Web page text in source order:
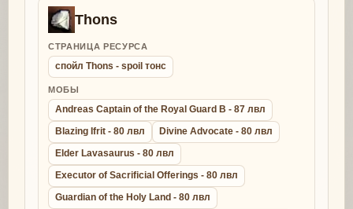
Thons
СТРАНИЦА РЕСУРСА
спойл Thons - spoil тонс
МОБЫ
Andreas Captain of the Royal Guard B - 87 лвл
Blazing Ifrit - 80 лвл
Divine Advocate - 80 лвл
Elder Lavasaurus - 80 лвл
Executor of Sacrificial Offerings - 80 лвл
Guardian of the Holy Land - 80 лвл